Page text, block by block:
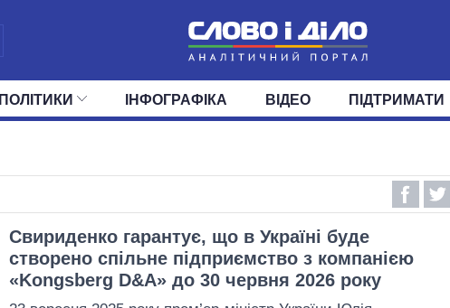
СВІТ
ПОЛIТИКИ
ОКРУГИ
ІНФОГРАФІКА ВІДЕО ПІДТРИМАТИ
Свириденко гарантує, що в Україні буде
створено спільне підприємство з компанією
«Kongsberg D&A» до 30 червня 2026 року